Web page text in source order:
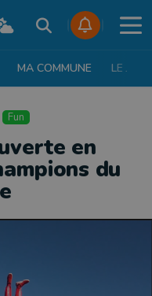
MA COMMUNE LE JT
Fun
en
du